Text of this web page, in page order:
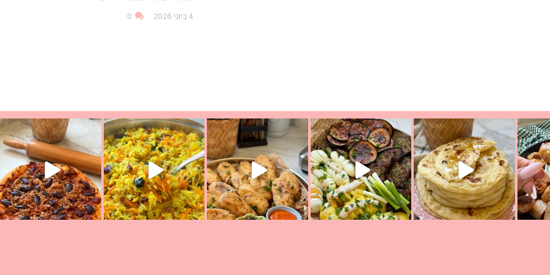
4 ביוני 2026 0
מעול
לאכול משהו אז מה בשבילכם? בפ
פסטל טוניסאי לתשעת הימים, חשבתי מה לחדש לכם ונראה
אורז יצירתי לתשעת הימים ולכבוד שבת קודשלמתכון
פיצה של תשעת הימים ולמה היא נקראת ככה? ההסבר בסרטו